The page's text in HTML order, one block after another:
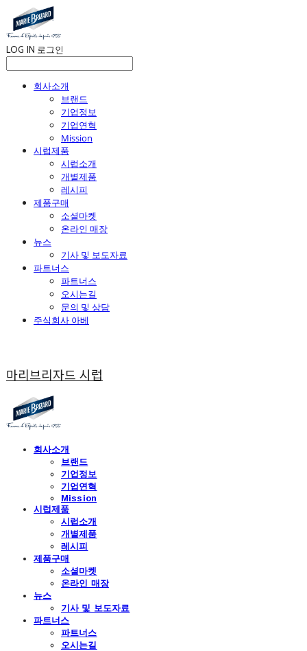
LOG IN 로그인
회사소개
브랜드
기업정보
기업연혁
Mission
시럽제품
시럽소개
개별제품
레시피
제품구매
소셜마켓
온라인 매장
뉴스
기사 및 보도자료
파트너스
파트너스
오시는길
문의 및 상담
주식회사 아베
마리브리자드 시럽
회사소개
브랜드
기업정보
기업연혁
Mission
시럽제품
시럽소개
개별제품
레시피
제품구매
소셜마켓
온라인 매장
뉴스
기사 및 보도자료
파트너스
파트너스
오시는길